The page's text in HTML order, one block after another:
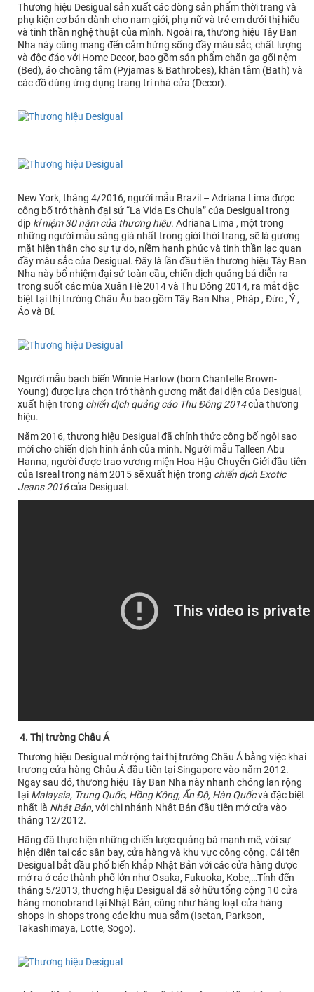
Thương hiệu Desigual sản xuất các dòng sản phẩm thời trang và
phụ kiện cơ bản dành cho nam giới, phụ nữ và trẻ em dưới thị hiếu
và tinh thần nghệ thuật của mình. Ngoài ra, thương hiệu Tây Ban
Nha này cũng mang đến cảm hứng sống đầy màu sắc, chất lượng
và độc đáo với Home Decor, bao gồm sản phẩm chăn ga gối nệm
(Bed), áo choàng tắm (Pyjamas & Bathrobes), khăn tắm (Bath) và
các đồ dùng ứng dụng trang trí nhà cửa (Decor).
New York, tháng 4/2016, người mẫu Brazil – Adriana Lima được
công bố trở thành đại sứ “La Vida Es Chula” của Desigual trong
dịp kỉ niệm 30 năm của thương hiệu. Adriana Lima , một trong
những người mẫu sáng giá nhất trong giới thời trang, sẽ là gương
mặt hiện thân cho sự tự do, niềm hạnh phúc và tinh thần lạc quan
đầy màu sắc của Desigual. Đây là lần đầu tiên thương hiệu Tây Ban
Nha này bổ nhiệm đại sứ toàn cầu, chiến dịch quảng bá diễn ra
trong suốt các mùa Xuân Hè 2014 và Thu Đông 2014, ra mắt đặc
biệt tại thị trường Châu Âu bao gồm Tây Ban Nha , Pháp , Đức , Ý ,
Áo và Bỉ.
Người mẫu bạch biến Winnie Harlow (born Chantelle Brown-
Young) được lựa chọn trở thành gương mặt đại diện của Desigual,
xuất hiện trong chiến dịch quảng cáo Thu Đông 2014của thương
hiệu.
Năm 2016, thương hiệu Desigual đã chính thức công bố ngôi sao
mới cho chiến dịch hình ảnh của mình. Người mẫu Talleen Abu
Hanna, người được trao vương miện Hoa Hậu Chuyển Giới đầu tiên
của Isreal trong năm 2015 sẽ xuất hiện trong chiến dịch Exotic
Jeans 2016của Desigual.
4. Thị trường Châu Á
Thương hiệu Desigual mở rộng tại thị trường Châu Á bằng việc khai
trương cửa hàng Châu Á đầu tiên tại Singapore vào năm 2012.
Ngay sau đó, thương hiệu Tây Ban Nha này nhanh chóng lan rộng
tại Malaysia, Trung Quốc, Hồng Kông, Ấn Độ, Hàn Quốcvà đặc biệt
nhất là Nhật Bản, với chi nhánh Nhật Bản đầu tiên mở cửa vào
tháng 12/2012.
Hãng đã thực hiện những chiến lược quảng bá mạnh mẽ, với sự
hiện diện tại các sân bay, cửa hàng và khu vực công cộng. Cái tên
Desigual bắt đầu phổ biến khắp Nhật Bản với các cửa hàng được
mở ra ở các thành phố lớn như Osaka, Fukuoka, Kobe,…Tính đến
tháng 5/2013, thương hiệu Desigual đã sở hữu tổng cộng 10 cửa
hàng monobrand tại Nhật Bản, cũng như hàng loạt cửa hàng
shops-in-shops trong các khu mua sắm (Isetan, Parkson,
Takashimaya, Lotte, Sogo).